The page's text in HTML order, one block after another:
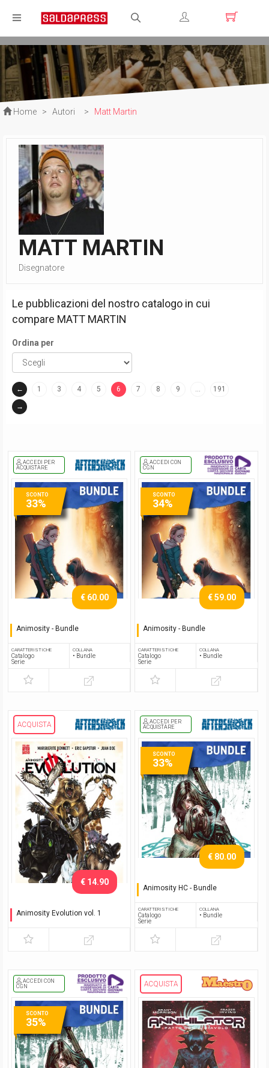
Registrati
Login
Home > Autori > Matt Martin
MATT MARTIN
Disegnatore
Le pubblicazioni del nostro catalogo in cui
compare MATT MARTIN
Ordina per
← 1 3 4 5
6
7 8 9 … 191
→
ACCEDI PER
ACQUISTARE
Animosity - Bundle
€ 60.00
CARATTERISTICHE
Catalogo
Serie
COLLANA
• Bundle
SCONTO
33%
ACCEDI CON
CGN
Animosity - Bundle
€ 59.00
CARATTERISTICHE
Catalogo
Serie
COLLANA
• Bundle
SCONTO
34%
ACQUISTA
Animosity Evolution vol. 1
€ 14.90
ACCEDI PER
ACQUISTARE
Animosity HC - Bundle
€ 80.00
CARATTERISTICHE
Catalogo
Serie
COLLANA
• Bundle
SCONTO
33%
ACCEDI CON
CGN
SCONTO
35%
ACQUISTA